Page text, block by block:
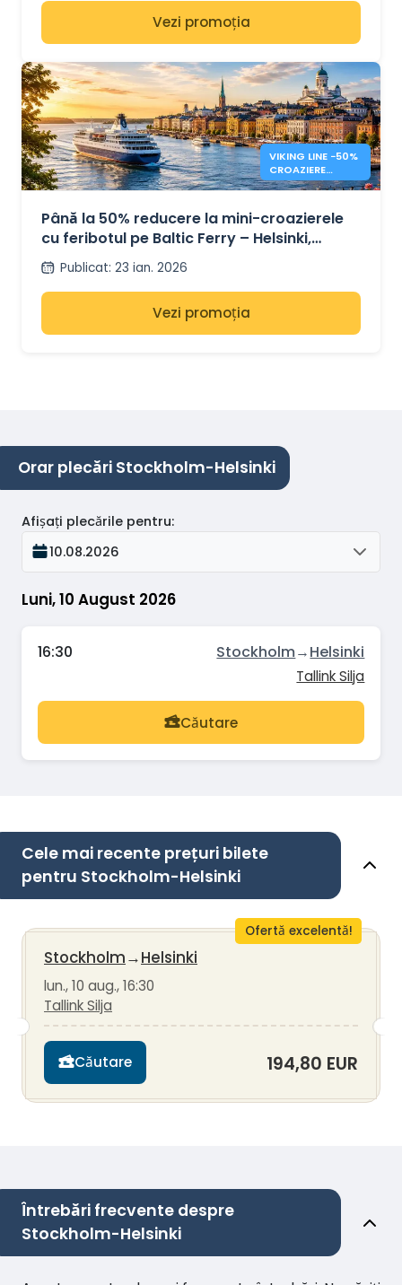
Vezi promoția
VIKING LINE −50%
CROAZIERE
BALTICE
Până la 50% reducere la mini-croazierele
cu feribotul pe Baltic Ferry – Helsinki,
Tallinn și Stockholm
Publicat: 23 ian. 2026
Vezi promoția
Orar plecări Stockholm-Helsinki
Luni, 10 August 2026
Afișați plecările pentru:
10.08.2026
16:30 Stockholm→Helsinki
Tallink Silja
Căutare
Cele mai recente prețuri bilete
pentru Stockholm-Helsinki
Ofertă excelentă!
Stockholm→Helsinki
lun., 10 aug., 16:30
Tallink Silja
Căutare 194,80 EUR
Întrebări frecvente despre
Stockholm-Helsinki